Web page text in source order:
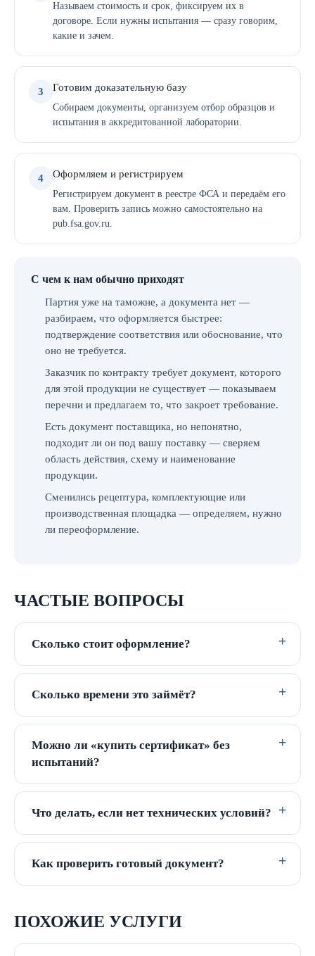
Называем стоимость и срок, фиксируем их в
договоре. Если нужны испытания — сразу говорим,
какие и зачем.
3 Готовим доказательную базу
Собираем документы, организуем отбор образцов и
испытания в аккредитованной лаборатории.
4 Оформляем и регистрируем
Регистрируем документ в реестре ФСА и передаём его
вам. Проверить запись можно самостоятельно на
pub.fsa.gov.ru.
С чем к нам обычно приходят
Партия уже на таможне, а документа нет —
разбираем, что оформляется быстрее:
подтверждение соответствия или обоснование, что
оно не требуется.
Заказчик по контракту требует документ, которого
для этой продукции не существует — показываем
перечни и предлагаем то, что закроет требование.
Есть документ поставщика, но непонятно,
подходит ли он под вашу поставку — сверяем
область действия, схему и наименование
продукции.
Сменились рецептура, комплектующие или
производственная площадка — определяем, нужно
ли переоформление.
ЧАСТЫЕ ВОПРОСЫ
Сколько стоит оформление?
Сколько времени это займёт?
Можно ли «купить сертификат» без
испытаний?
Что делать, если нет технических условий?
Как проверить готовый документ?
ПОХОЖИЕ УСЛУГИ